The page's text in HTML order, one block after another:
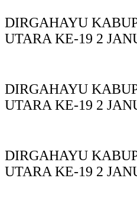
DIRGAHAYU
UTARA KE-19 2
DIRGAHAYU
UTARA KE-19 2
DIRGAHAYU
UTARA KE-19 2